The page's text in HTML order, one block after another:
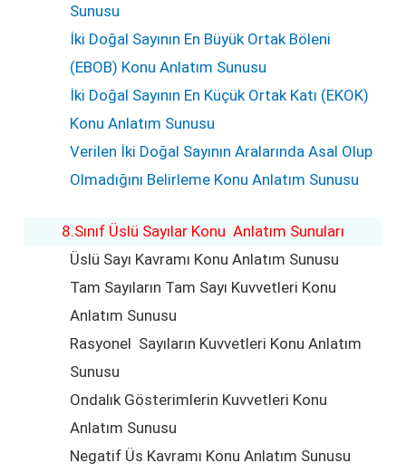
Sunusu
İki Doğal Sayının En Büyük Ortak Böleni
(EBOB) Konu Anlatım Sunusu
İki Doğal Sayının En Küçük Ortak Katı (EKOK)
Konu Anlatım Sunusu
Verilen İki Doğal Sayının Aralarında Asal Olup
Olmadığını Belirleme Konu Anlatım Sunusu
8.Sınıf Üslü Sayılar Konu Anlatım Sunuları
Üslü Sayı Kavramı Konu Anlatım Sunusu
Tam Sayıların Tam Sayı Kuvvetleri Konu
Anlatım Sunusu
Rasyonel Sayıların Kuvvetleri Konu Anlatım
Sunusu
Ondalık Gösterimlerin Kuvvetleri Konu
Anlatım Sunusu
Negatif Üs Kavramı Konu Anlatım Sunusu